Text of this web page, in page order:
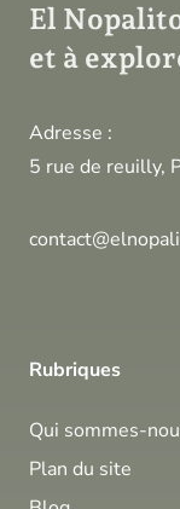
El
et à
Adresse :
5 rue de reuilly,
Rubriques
Qui sommes-
Plan du site